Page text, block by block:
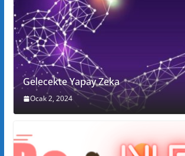
Gelecekte Yapay Zeka
Ocak 2, 2024